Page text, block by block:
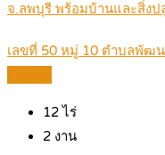
จ.ลพบุรี พร้อมบ้านและสิ่ง
เลขที่ 50 หมู่ 10 ตำบลพัฒ
12ไร่
2 งาน